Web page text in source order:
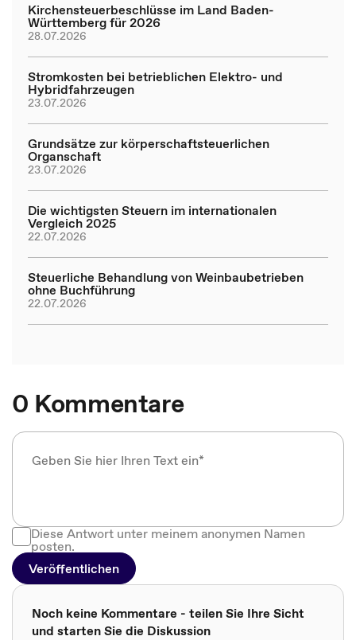
Kirchensteuerbeschlüsse im Land Baden-
Württemberg für 2026
28.07.2026
Stromkosten bei betrieblichen Elektro- und
Hybridfahrzeugen
23.07.2026
Grundsätze zur körperschaftsteuerlichen
Organschaft
23.07.2026
Die wichtigsten Steuern im internationalen
Vergleich 2025
22.07.2026
Steuerliche Behandlung von Weinbaubetrieben
ohne Buchführung
22.07.2026
0 Kommentare
Diese Antwort unter meinem anonymen Namen
posten.
Veröffentlichen
Noch keine Kommentare - teilen Sie Ihre Sicht
und starten Sie die Diskussion